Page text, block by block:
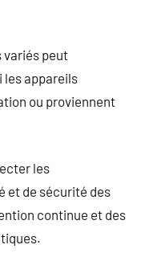
variés peut
les appareils
ou proviennent
les
et de sécurité des
continue et des